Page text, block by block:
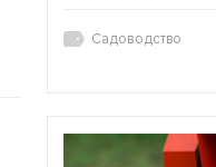
Садоводство